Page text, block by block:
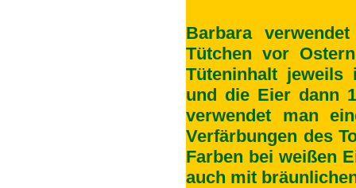
Barbara
Tütchen vor
Tüteninhalt
und die Eier dann
verwendet man
Verfärbungen des
Farben bei weißen
auch mit